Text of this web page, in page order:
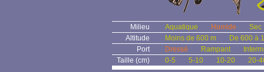
Milieu Aquatique Humide
Sec
Altitude
Moins de 600 m
De 600 à
Port
Dressé Rampant
Taille (cm)
0-5 5-10 10-20 20-